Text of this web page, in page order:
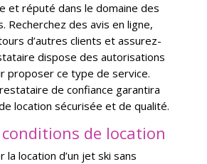
et réputé dans le domaine des
Recherchez des avis en ligne,
d’autres clients et assurez-
dispose des autorisations
proposer ce type de service.
de confiance garantira
location sécurisée et de qualité.
de location
la location d’un jet ski sans